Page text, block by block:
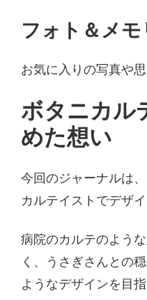
フォト＆メ
お気に入りの写真や
ボタニカル
めた想い
今回のジャーナルは
カルテイストでデザイ
病院のカルテのよう
く、うさぎさんとの
ようなデザインを目指